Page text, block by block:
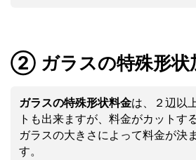
② ガラスの特殊形状
ガラスの特殊形状料金は、２辺以
トも出来ますが、料金がカットす
ガラスの大きさによって料金が決
す。